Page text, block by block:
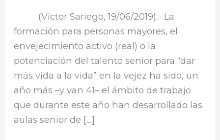
(Víctor Sariego, 19/06/2019).- La
formación para personas mayores, el
envejecimiento activo (real) o la
potenciación del talento senior para “dar
más vida a la vida” en la vejez ha sido, un
año más –y van 41– el ámbito de trabajo
que durante este año han desarrollado las
aulas senior de […]